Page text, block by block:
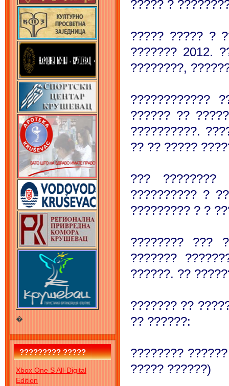
�
????????? ?????
Xbox One S All-Digital
Edition
????? ?
????? ????? ?
??????? 2012.
????????,
????????????
?????? ??
??????????.
?? ?? ?????
???
?????????? ?
????????? ? ?
???????? ???
???????
??????. ??
??????? ??
?? ??????:
????????
????? ??????)